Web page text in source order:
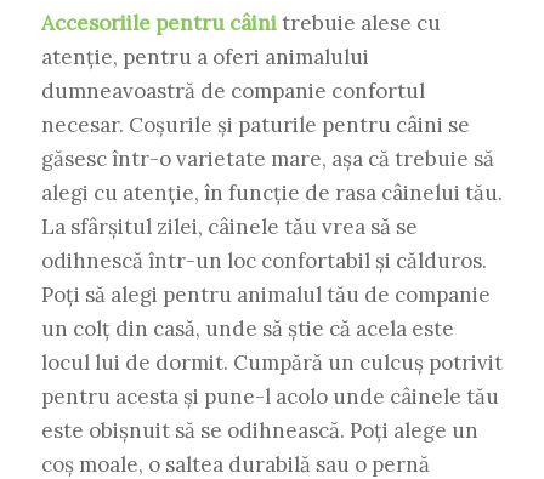
Accesoriile pentru câinitrebuie alese cu
atenție, pentru a oferi animalului
dumneavoastră de companie confortul
necesar. Coșurile și paturile pentru câini se
găsesc într-o varietate mare, așa că trebuie să
alegi cu atenție, în funcție de rasa câinelui tău.
La sfârșitul zilei, câinele tău vrea să se
odihnescă într-un loc confortabil și călduros.
Poți să alegi pentru animalul tău de companie
un colț din casă, unde să știe că acela este
locul lui de dormit. Cumpără un culcuș potrivit
pentru acesta și pune-l acolo unde câinele tău
este obișnuit să se odihnească. Poți alege un
coș moale, o saltea durabilă sau o pernă